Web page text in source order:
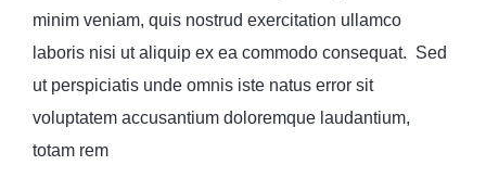
minim veniam, quis nostrud exercitation ullamco
laboris nisi ut aliquip ex ea commodo consequat. Sed
ut perspiciatis unde omnis iste natus error sit
voluptatem accusantium doloremque laudantium,
totam rem